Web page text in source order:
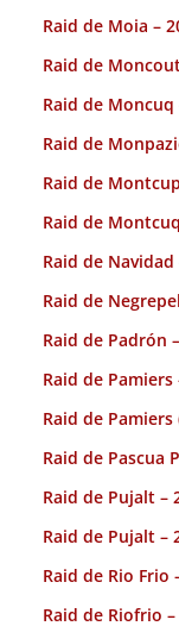
Raid de Moia –
Raid de
Raid de Moncuq
Raid de
Raid de
Raid de Montcuq
Raid de
Raid de
Raid de Padrón
Raid de Pamiers
Raid de Pamiers
Raid de Pascua
Raid de Pujalt –
Raid de Pujalt –
Raid de Rio Frio
Raid de Riofrio –